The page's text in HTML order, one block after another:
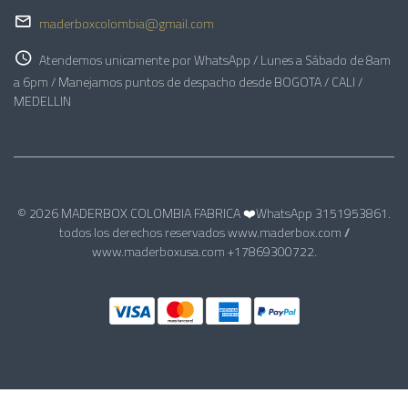
maderboxcolombia@gmail.com
Atendemos unicamente por WhatsApp / Lunes a Sábado de 8am
a 6pm / Manejamos puntos de despacho desde BOGOTA / CALI /
MEDELLIN
© 2026 MADERBOX COLOMBIA FABRICA ❤️WhatsApp 3151953861.
todos los derechos reservados www.maderbox.com //
www.maderboxusa.com +17869300722.